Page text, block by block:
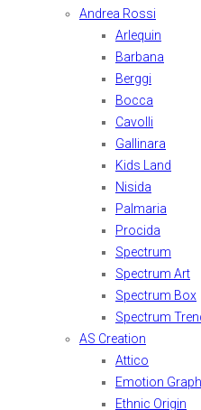
Andrea Rossi
Arlequin
Barbana
Berggi
Bocca
Cavolli
Gallinara
Kids Land
Nisida
Palmaria
Procida
Spectrum
Spectrum Art
Spectrum Box
Spectrum
AS Creation
Attico
Emotion
Ethnic Origin